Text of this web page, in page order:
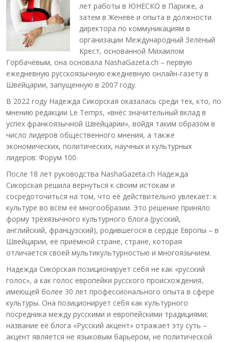
лет работы в ЮНЕСКО в Париже, а
затем в Женеве и опыта в должности
директора по коммуникациям в
организации Международный Зелёный
Крест, основанной Михаилом
Горбачёвым, она основала NashaGazeta.ch – первую
ежедневную русскоязычную ежедневную онлайн-газету в
Швейцарии, запущенную в 2007 году.
В 2022 году Надежда Сикорская оказалась среди тех, кто, по
мнению редакции Le Temps, «внёс значительный вклад в
успех франкоязычной Швейцарии», войдя таким образом в
число лидеров общественного мнения, а также
экономических, политических, научных и культурных
лидеров: Форум 100.
После 18 лет руководства NashaGazeta.ch Надежда
Сикорская решила вернуться к своим истокам и
сосредоточиться на том, что её действительно увлекает: к
культуре во всём её многообразии. Это решение приняло
форму трёхязычного культурного блога (русский,
английский, французский), родившегося в сердце Европы – в
Швейцарии, её приёмной стране, стране, которая
отличается своей мультикультурностью и многоязычием.
Надежда Сикорская позиционирует себя не как «русский
голос», а как голос европейки русского происхождения,
имеющей более 30 лет профессионального опыта в сфере
культуры. Она позиционирует себя как культурного
посредника между русскими и европейскими традициями;
название её блога «Русский акцент» отражает эту суть –
акцент является не языковым барьером, не политической